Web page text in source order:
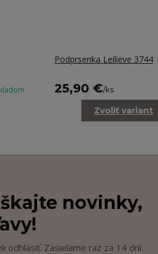
Podprsenka Leilieve 3744
25,90 €/ks
Zvoliť variant
novinky,
odhlásiť. Zasielame raz za 14 dní.